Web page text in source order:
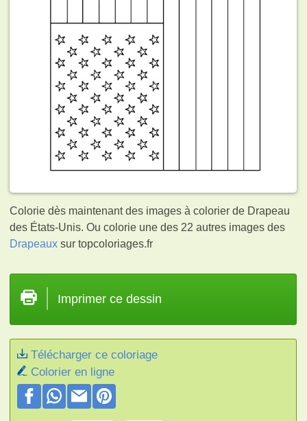
Colorie dès maintenant des images à colorier de Drapeau
des États-Unis. Ou colorie une des 22 autres images des
Drapeaux sur topcoloriages.fr
Imprimer ce dessin
Télécharger ce coloriage
Colorier en ligne